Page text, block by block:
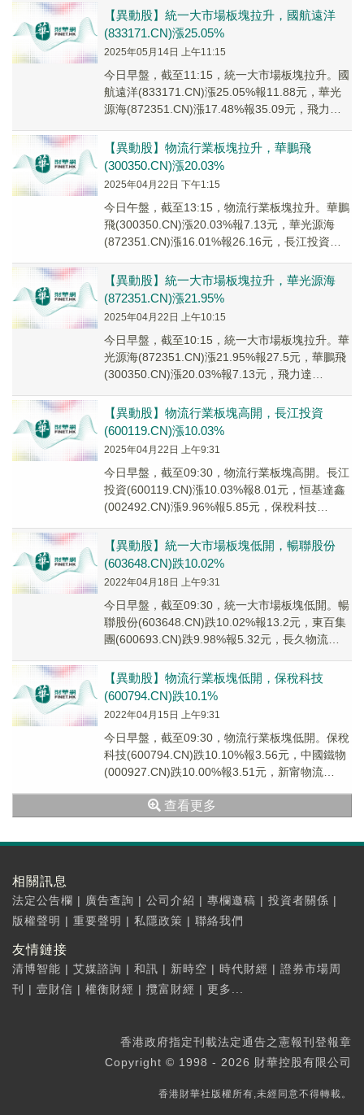
【異動股】統一大市場板塊拉升，國航遠洋
(833171.CN)漲25.05%
2025年05月14日 上午11:15
今日早盤，截至11:15，統一大市場板塊拉升。國
航遠洋(833171.CN)漲25.05%報11.88元，華光
源海(872351.CN)漲17.48%報35.09元，飛力達
【異動股】物流行業板塊拉升，華鵬飛
(300350.CN)漲20.03%
2025年04月22日 下午1:15
今日午盤，截至13:15，物流行業板塊拉升。華鵬
飛(300350.CN)漲20.03%報7.13元，華光源海
(872351.CN)漲16.01%報26.16元，長江投資
【異動股】統一大市場板塊拉升，華光源海
(872351.CN)漲21.95%
2025年04月22日 上午10:15
今日早盤，截至10:15，統一大市場板塊拉升。華
光源海(872351.CN)漲21.95%報27.5元，華鵬飛
(300350.CN)漲20.03%報7.13元，飛力達
【異動股】物流行業板塊高開，長江投資
(600119.CN)漲10.03%
2025年04月22日 上午9:31
今日早盤，截至09:30，物流行業板塊高開。長江
投資(600119.CN)漲10.03%報8.01元，恒基達鑫
(002492.CN)漲9.96%報5.85元，保稅科技
【異動股】統一大市場板塊低開，暢聯股份
(603648.CN)跌10.02%
2022年04月18日 上午9:31
今日早盤，截至09:30，統一大市場板塊低開。暢
聯股份(603648.CN)跌10.02%報13.2元，東百集
團(600693.CN)跌9.98%報5.32元，長久物流
【異動股】物流行業板塊低開，保稅科技
(600794.CN)跌10.1%
2022年04月15日 上午9:31
今日早盤，截至09:30，物流行業板塊低開。保稅
科技(600794.CN)跌10.10%報3.56元，中國鐵物
(000927.CN)跌10.00%報3.51元，新甯物流
查看更多
相關訊息
法定公告欄 | 廣告查詢 | 公司介紹 | 專欄邀稿 | 投資者關係 |
版權聲明 | 重要聲明 | 私隱政策 | 聯絡我們
友情鏈接
清博智能 | 艾媒諮詢 | 和訊 | 新時空 | 時代財經 | 證券市場周
刊
| 壹財信 | 權衡財經 | 攬富財經 | 更多...
香港政府指定刊載法定通告之憲報刊登報章
Copyright © 1998 - 2026 財華控股有限公司
香港財華社版權所有,未經同意不得轉載。